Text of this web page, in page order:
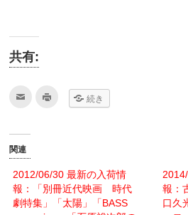
共有:
て
達
メ
ー
ル
で
送
し
い
ウ
ィ
ン
続き
関連
2012/06/30 最新の入荷情
報：「別冊近代映画 時代
劇特集」「太陽」「BASS
報：
口久